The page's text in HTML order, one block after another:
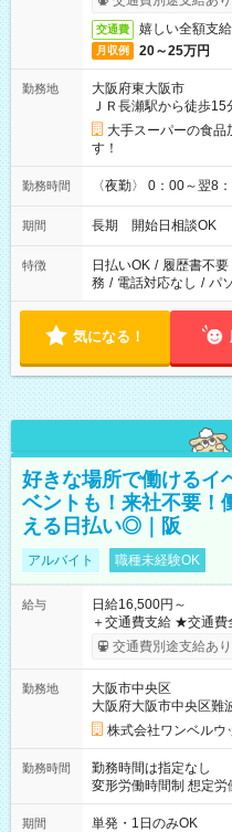
交通費 嬉しい全額支
月収例 20～25万円
勤務地
大阪府東大阪市
ＪＲ長瀬駅から徒歩15
大手スーパーの食
す！
勤務時間 〈夜勤〉 0：00～翌8
期間 長期 開始日相談OK
特徴 日払いOK / 履歴書不要
務 / 電話対応なし / パ
気になる！
好きな場所で働ける
ベントも！来社不要！
える日払い◎｜阪
アルバイト 職種未経験OK
給与
日給16,500円～
＋交通費支給 ★交通費全額支給！ ★日払いOK！（規定あり） ┗
働いたその日に現金
交通費別途支給あり
勤務地
大阪市中央区
大阪府大阪市中央区難
株式会社ワンベルウ
勤務時間
勤務時間は指定なし
変形労働時間制 想定労働時間160
00～20：00
期間 単発・1日のみOK